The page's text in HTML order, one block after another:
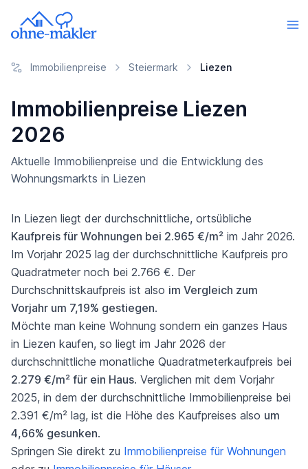
Immobilienpreise Steiermark Liezen
Immobilienpreise Liezen
2026
Aktuelle Immobilienpreise und die Entwicklung des
Wohnungsmarkts in Liezen
In Liezen liegt der durchschnittliche, ortsübliche
Kaufpreis für Wohnungen bei 2.965 €/m² im Jahr 2026.
Im Vorjahr 2025 lag der durchschnittliche Kaufpreis pro
Quadratmeter noch bei 2.766 €. Der
Durchschnittskaufpreis ist also im Vergleich zum
Vorjahr um 7,19% gestiegen.
Möchte man keine Wohnung sondern ein ganzes Haus
in Liezen kaufen, so liegt im Jahr 2026 der
durchschnittliche monatliche Quadratmeterkaufpreis bei
2.279 €/m² für ein Haus. Verglichen mit dem Vorjahr
2025, in dem der durchschnittliche Immobilienpreise bei
2.391 €/m² lag, ist die Höhe des Kaufpreises also um
4,66% gesunken.
Springen Sie direkt zu Immobilienpreise für Wohnungen